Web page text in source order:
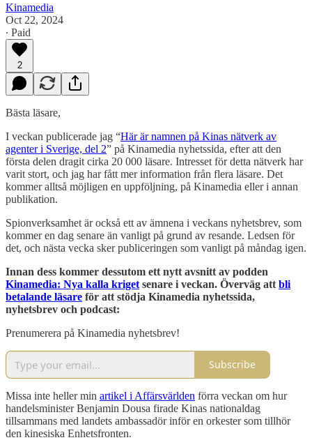
Kinamedia
Oct 22, 2024
∙ Paid
2
Bästa läsare,
I veckan publicerade jag “Här är namnen på Kinas nätverk av
agenter i Sverige, del 2” på Kinamedia nyhetssida, efter att den
första delen dragit cirka 20 000 läsare. Intresset för detta nätverk har
varit stort, och jag har fått mer information från flera läsare. Det
kommer alltså möjligen en uppföljning, på Kinamedia eller i annan
publikation.
Spionverksamhet är också ett av ämnena i veckans nyhetsbrev, som
kommer en dag senare än vanligt på grund av resande. Ledsen för
det, och nästa vecka sker publiceringen som vanligt på måndag igen.
Innan dess kommer dessutom ett nytt avsnitt av podden
Kinamedia: Nya kalla kriget senare i veckan. Överväg att bli
betalande läsare för att stödja Kinamedia nyhetssida,
nyhetsbrev och podcast:
Prenumerera på Kinamedia nyhetsbrev!
Subscribe
Missa inte heller min artikel i Affärsvärlden förra veckan om hur
handelsminister Benjamin Dousa firade Kinas nationaldag
tillsammans med landets ambassadör inför en orkester som tillhör
den kinesiska Enhetsfronten.